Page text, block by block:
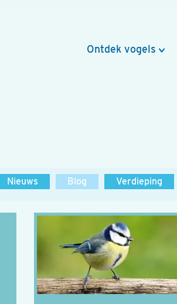
Ontdek vogels
Nieuws Blog Verdieping